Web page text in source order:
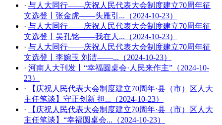
· 与人大同行——庆祝人民代表大会制度建立70周年征
文选登丨张金虎——头雁引...（2024-10-23）
· 与人大同行——庆祝人民代表大会制度建立70周年征
文选登丨吴孔铭——我在人...（2024-10-23）
· 与人大同行——庆祝人民代表大会制度建立70周年征
文选登丨李婉玉 刘洁——...（2024-10-23）
· 河南人大刊发丨“幸福圆桌会·人民来作主”（2024-10-
23）
·
【庆祝人民代表大会制度建立70周年·县（市）区人大
主任笔谈】守正创新 担...（2024-10-23）
·
【庆祝人民代表大会制度建立70周年·县（市）区人大
主任笔谈】“幸福圆桌会...（2024-10-23）